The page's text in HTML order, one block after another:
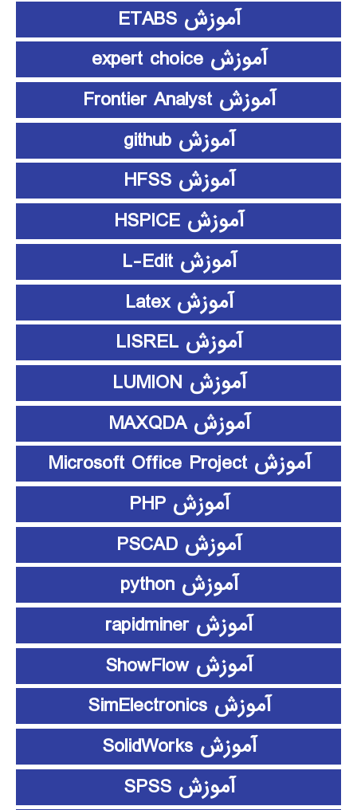
آموزش ETABS
آموزش expert choice
آموزش Frontier Analyst
آموزش github
آموزش HFSS
آموزش HSPICE
آموزش L-Edit
آموزش Latex
آموزش LISREL
آموزش LUMION
آموزش MAXQDA
آموزش Microsoft Office Project
آموزش PHP
آموزش PSCAD
آموزش python
آموزش rapidminer
آموزش ShowFlow
آموزش SimElectronics
آموزش SolidWorks
آموزش SPSS